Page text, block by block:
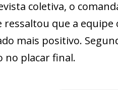
coletiva, o
ressaltou que a
mais positivo.
no placar final.